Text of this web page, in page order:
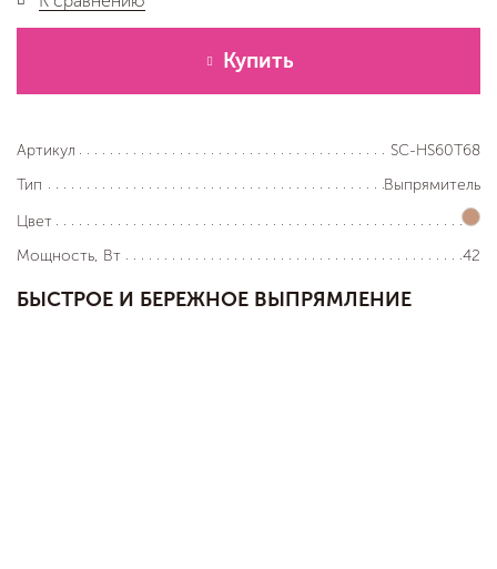
Купить
Артикул
SC-HS60T68
Тип
Выпрямитель
Цвет
Мощность, Вт
42
БЫСТРОЕ И БЕРЕЖНОЕ ВЫПРЯМЛЕНИЕ